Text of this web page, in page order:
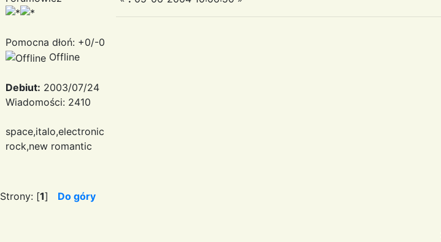
Pomocna dłoń: +0/-0
Offline
Debiut: 2003/07/24
Wiadomości: 2410
space,italo,electronic
rock,new romantic
Strony: [1] Do góry